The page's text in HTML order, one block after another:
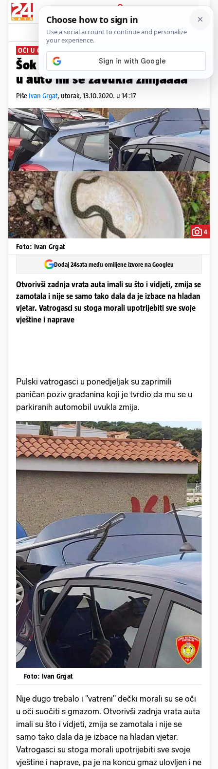
PRIJAVA
News Komentari
OČI U OČI S GMAZOM
Šok u Puli: 'Vatrogasci upomoć,
u auto mi se zavukla zmijaaaa'
Piše Ivan Grgat, utorak, 13.10.2020. u 14:17
4
Foto: Ivan Grgat
Dodaj 24sata među omiljene izvore na Googleu
Otvorivši zadnja vrata auta imali su što i vidjeti, zmija se
zamotala i nije se samo tako dala da je izbace na hladan
vjetar. Vatrogasci su stoga morali upotrijebiti sve svoje
vještine i naprave
Pulski vatrogasci u ponedjeljak su zaprimili
paničan poziv građanina koji je tvrdio da mu se u
parkiranih automobil uvukla zmija.
Foto: Ivan Grgat
Nije dugo trebalo i "vatreni" dečki morali su se oči
u oči suočiti s gmazom. Otvorivši zadnja vrata auta
imali su što i vidjeti, zmija se zamotala i nije se
samo tako dala da je izbace na hladan vjetar.
Vatrogasci su stoga morali upotrijebiti sve svoje
vještine i naprave, pa je na koncu gmaz ulovljen i ne